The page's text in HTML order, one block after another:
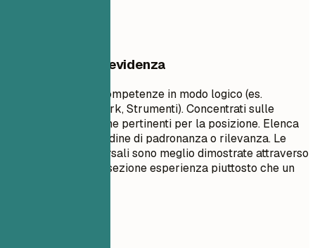
Cosa mettere in evidenza
Raggruppa le tue competenze in modo logico (es.
Linguaggi, Framework, Strumenti). Concentrati sulle
competenze tecniche pertinenti per la posizione. Elenca
le competenze in ordine di padronanza o rilevanza. Le
competenze trasversali sono meglio dimostrate attraverso
i punti elenco nella sezione esperienza piuttosto che un